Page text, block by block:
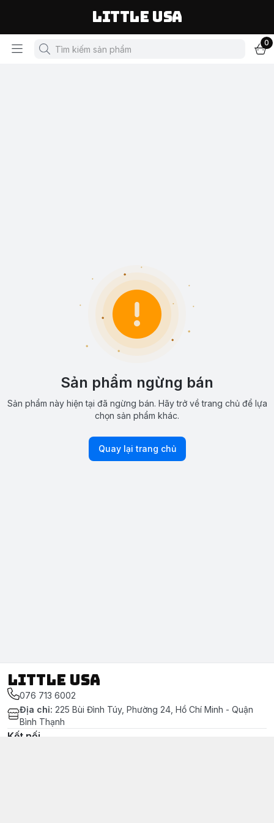
LITTLE USA
0
Sản phẩm ngừng bán
Sản phẩm này hiện tại đã ngừng bán. Hãy trở về trang chủ để lựa
chọn sản phẩm khác.
Quay lại trang chủ
LITTLE USA
076 713 6002
Địa chỉ: 225 Bùi Đình Túy, Phường 24, Hồ Chí Minh - Quận
Bình Thạnh
Kết nối